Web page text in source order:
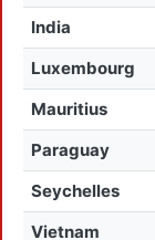
India
Luxembourg
Mauritius
Paraguay
Seychelles
Vietnam